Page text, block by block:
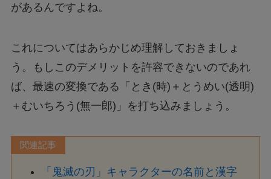
があるんですよね。
これについてはあらかじめ理解しておきましょ
う。もしこのデメリットを許容できないのであれ
ば、最速の変換である「とき(時)＋とうめい(透明)
＋むいちろう(無一郎)」を打ち込みましょう。
関連記事
「鬼滅の刃」キャラクターの名前と漢字